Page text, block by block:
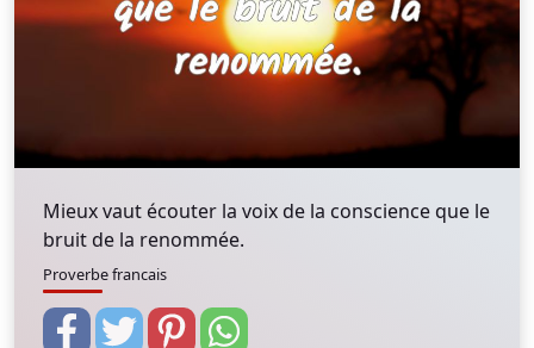
Mieux vaut écouter la voix de la conscience que le
bruit de la renommée.
Proverbe francais